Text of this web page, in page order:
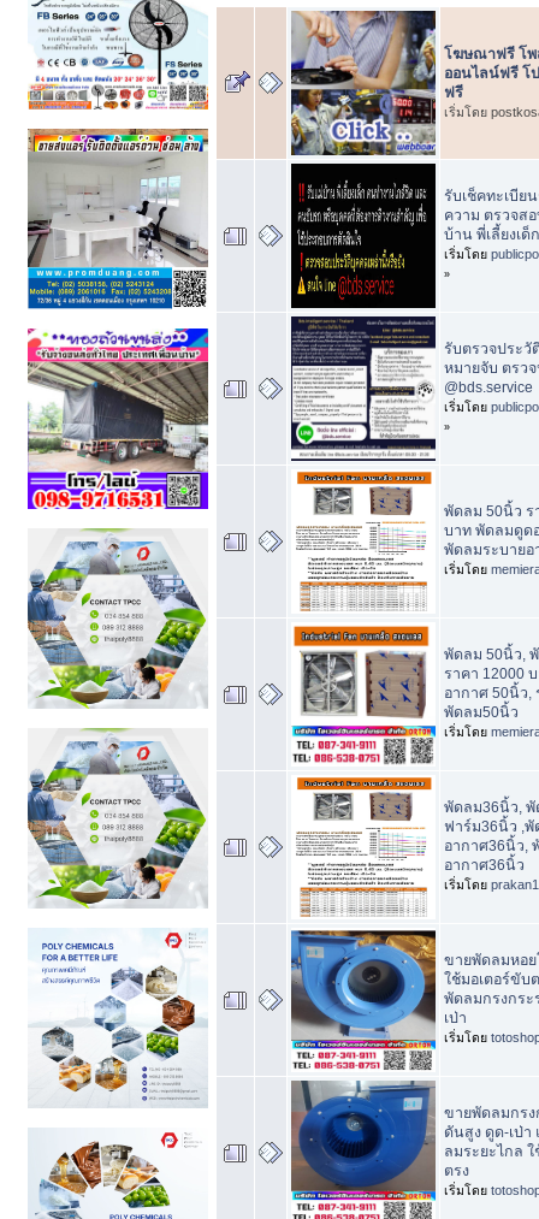
โฆษณาฟรี โพ
ออนไลน์ฟรี โ
ฟรี
เริ่มโดย
รับเช็คทะเบีย
ความ ตรวจส
บ้าน พี่เลี้ยงเด็
เริ่มโดย
»
รับตรวจประวั
หมายจับ ตรว
@bds.service
เริ่มโดย
»
พัดลม 50นิ้ว ร
บาท พัดลมดูด
พัดลมระบายอ
เริ่มโดย
พัดลม 50นิ้ว,
ราคา 12000
อากาศ 50นิ้ว,
พัดลม50นิ้ว
เริ่มโดย
พัดลม36นิ้ว,
ฟาร์ม36นิ้ว ,พั
อากาศ36นิ้ว,
อากาศ36นิ้ว
เริ่มโดย
ขายพัดลมหอ
ใช้มอเตอร์ขับ
พัดลมกรงกระ
เป่า
เริ่มโดย
ขายพัดลมกรง
ดันสูง ดูด-เป่า
ลมระยะไกล
ตรง
เริ่มโดย